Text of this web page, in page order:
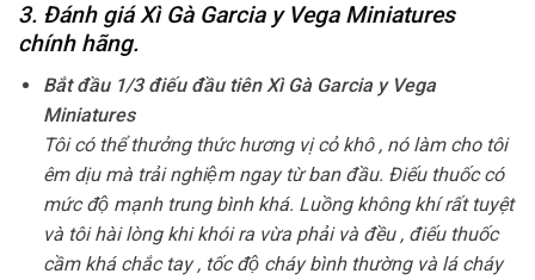
3. Đánh giá Xì Gà Garcia y Vega Miniatures
chính hãng.
Bắt đầu 1/3 điếu đầu tiên Xì Gà Garcia y Vega
Miniatures
Tôi có thể thưởng thức hương vị cỏ khô , nó làm cho tôi
êm dịu mà trải nghiệm ngay từ ban đầu. Điếu thuốc có
mức độ mạnh trung bình khá. Luồng không khí rất tuyệt
và tôi hài lòng khi khói ra vừa phải và đều , điếu thuốc
cầm khá chắc tay , tốc độ cháy bình thường và lá cháy